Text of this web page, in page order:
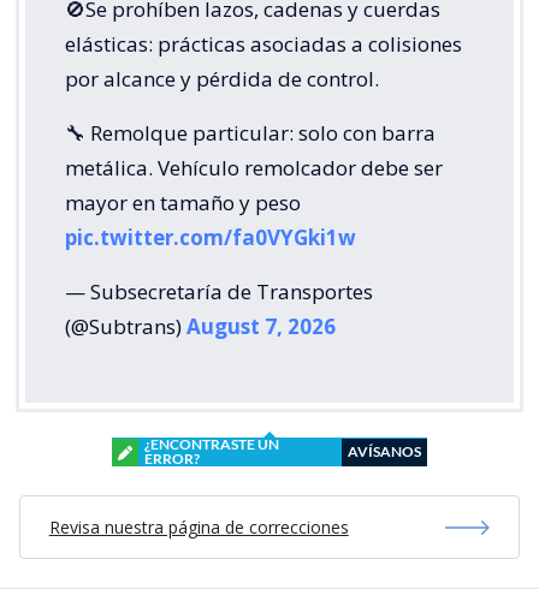
🚫Se prohíben lazos, cadenas y cuerdas
elásticas: prácticas asociadas a colisiones
por alcance y pérdida de control.
🔧 Remolque particular: solo con barra
metálica. Vehículo remolcador debe ser
mayor en tamaño y peso
pic.twitter.com/fa0VYGki1w
— Subsecretaría de Transportes
(@Subtrans)August 7, 2026
¿ENCONTRASTE UN
ERROR?
AVÍSANOS
Revisa nuestra página de correcciones